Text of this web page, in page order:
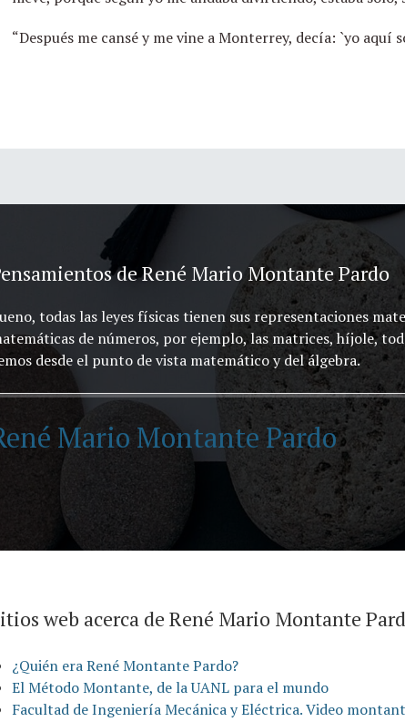
“Después me cansé y me vine a Monterrey, decía: `yo
de René Mario Montante Pardo
todas las leyes físicas tienen sus representaciones
de números, por ejemplo, las matrices, híjole,
desde el punto de vista matemático y del álgebra.
Mario Montante Pardo
web acerca de René Mario Montante
¿Quién era René Montante Pardo?
El Método Montante, de la UANL para el mundo
Facultad de Ingeniería Mecánica y Eléctrica. Video